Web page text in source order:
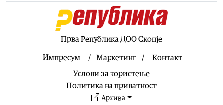
Зеленски допатува во Белград
УХМР со метеоаларм за утре: Цела Македонија
07.08.2026
Андоновски: Националниот дата-центар
ќе ја обедини државната ИТ инфраструктура – помалку
трошоци и повисока безбедност
Прва Република ДОО Скопје
Импресум Маркетинг
Контакт
Услови за користење
Политика на приватност
Архива